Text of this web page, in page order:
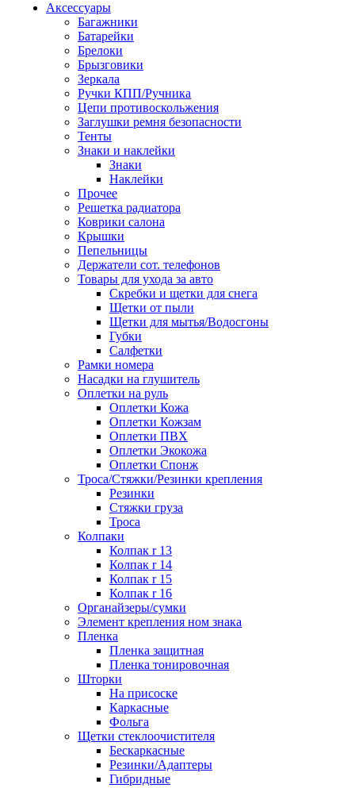
Аксессуары
Багажники
Батарейки
Брелоки
Брызговики
Зеркала
Ручки КПП/Ручника
Цепи противоскольжения
Заглушки ремня безопасности
Тенты
Знаки и наклейки
Знаки
Наклейки
Прочее
Решетка радиатора
Коврики салона
Крышки
Пепельницы
Держатели сот. телефонов
Товары для ухода за авто
Скребки и щетки для снега
Щетки от пыли
Щетки для мытья/Водосгоны
Губки
Салфетки
Рамки номера
Насадки на глушитель
Оплетки на руль
Оплетки Кожа
Оплетки Кожзам
Оплетки ПВХ
Оплетки Экокожа
Оплетки Спонж
Троса/Стяжки/Резинки крепления
Резинки
Стяжки груза
Троса
Колпаки
Колпак r 13
Колпак r 14
Колпак r 15
Колпак r 16
Органайзеры/сумки
Элемент крепления ном знака
Пленка
Пленка защитная
Пленка тонировочная
Шторки
На присоске
Каркасные
Фольга
Щетки стеклоочистителя
Бескаркасные
Резинки/Адаптеры
Гибридные